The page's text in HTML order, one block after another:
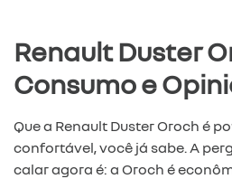
Renault Duster
Consumo e
Que a Renault Duster Oroch é
confortável, você já sabe. A
calar agora é: a Oroch é